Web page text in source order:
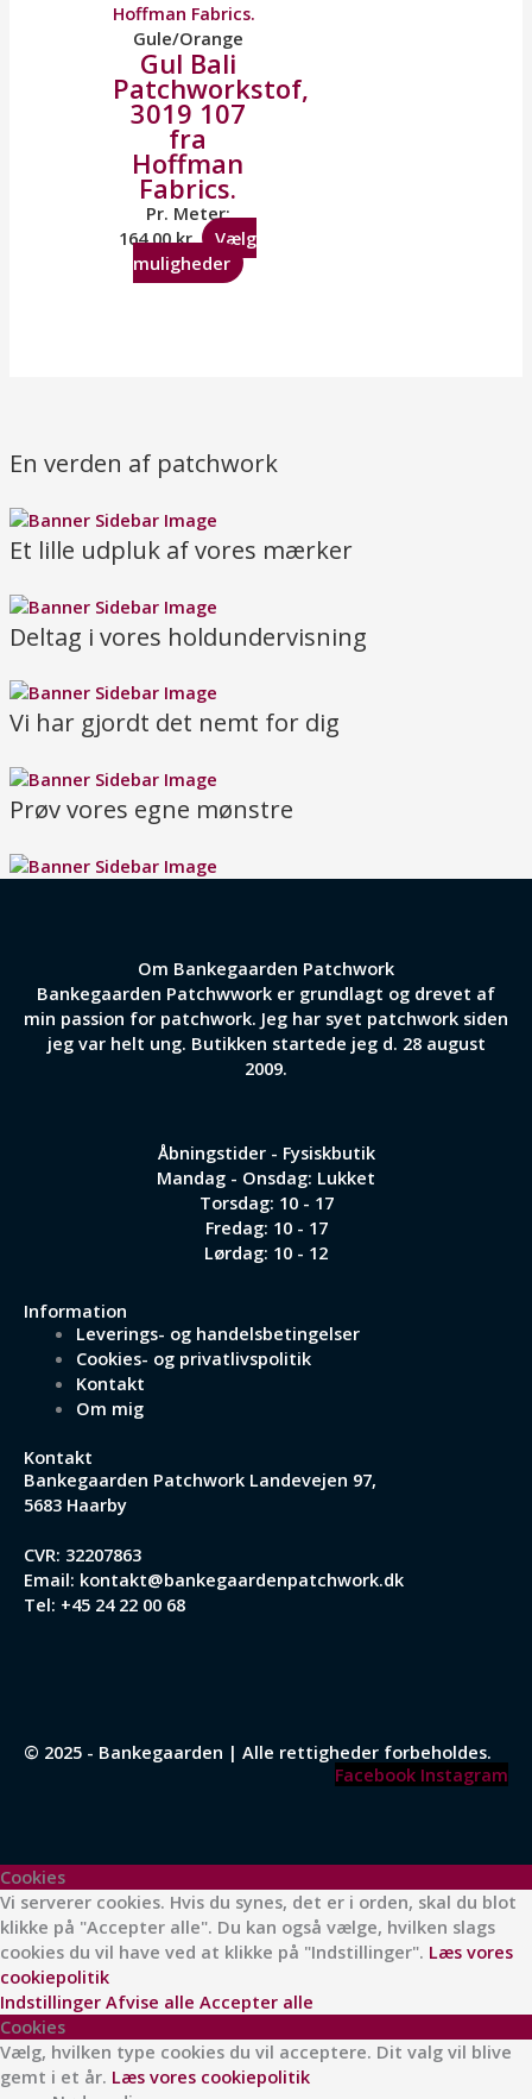
Gule/Orange
Gul Bali
Patchworkstof,
3019 107
fra
Hoffman
Fabrics.
Pr. Meter:
164,00kr.
Vælg
muligheder
En verden af patchwork
Et lille udpluk af vores mærker
Deltag i vores holdundervisning
Vi har gjordt det nemt for dig
Prøv vores egne mønstre
Om Bankegaarden Patchwork
Bankegaarden Patchwwork er grundlagt og drevet af
min passion for patchwork. Jeg har syet patchwork siden
jeg var helt ung. Butikken startede jeg d. 28 august
2009.
Åbningstider - Fysiskbutik
Mandag - Onsdag: Lukket
Torsdag: 10 - 17
Fredag: 10 - 17
Lørdag: 10 - 12
Information
Leverings- og handelsbetingelser
Cookies- og privatlivspolitik
Kontakt
Om mig
Kontakt
Bankegaarden Patchwork Landevejen 97,
5683 Haarby
CVR: 32207863
Email: kontakt@bankegaardenpatchwork.dk
Tel: +45 24 22 00 68
© 2025 - Bankegaarden | Alle rettigheder forbeholdes.
Facebook Instagram
Cookies
Vi serverer cookies. Hvis du synes, det er i orden, skal du blot
klikke på "Accepter alle". Du kan også vælge, hvilken slags
cookies du vil have ved at klikke på "Indstillinger". Læs vores
cookiepolitik
Indstillinger Afvise alle Accepter alle
Cookies
Vælg, hvilken type cookies du vil acceptere. Dit valg vil blive
gemt i et år. Læs vores cookiepolitik